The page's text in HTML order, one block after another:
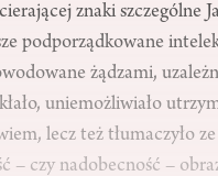
znaki szczególne
podporządkowane
żądzami,
uniemożliwiało
lecz też tłumaczyło
– czy nadobecność –